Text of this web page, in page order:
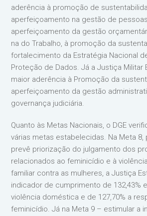
aderência à promoção de
aperfeiçoamento na gestão de
aperfeiçoamento da gestão
na do Trabalho, à promoção da
fortalecimento da Estratégia Nacional
Proteção de Dados. Já a Justiça Militar
maior aderência à Promoção da
aperfeiçoamento da gestão
governança judiciária.
Quanto às Metas Nacionais, o DGE
várias metas estabelecidas. Na Meta 8,
prevê priorização do julgamento dos
relacionados ao feminicídio e à
familiar contra as mulheres, a Justiça
indicador de cumprimento de 132,43%
violência doméstica e de 127,70% a
feminicídio. Já na Meta 9 – estimular a